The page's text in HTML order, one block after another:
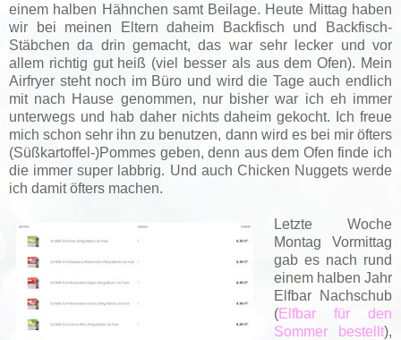
einem halben Hähnchen samt Beilage. Heute Mittag haben
wir bei meinen Eltern daheim Backfisch und Backfisch-
Stäbchen da drin gemacht, das war sehr lecker und vor
allem richtig gut heiß (viel besser als aus dem Ofen). Mein
Airfryer steht noch im Büro und wird die Tage auch endlich
mit nach Hause genommen, nur bisher war ich eh immer
unterwegs und hab daher nichts daheim gekocht. Ich freue
mich schon sehr ihn zu benutzen, dann wird es bei mir öfters
(Süßkartoffel-)Pommes geben, denn aus dem Ofen finde ich
die immer super labbrig. Und auch Chicken Nuggets werde
ich damit öfters machen.
Letzte Woche
Montag Vormittag
gab es nach rund
einem halben Jahr
Elfbar Nachschub
(Elfbar für den
Sommer bestellt),